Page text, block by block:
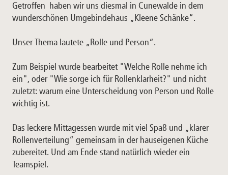
Getroffen haben wir uns diesmal in Cunewalde in dem
wunderschönen Umgebindehaus „Kleene Schänke“.
Unser Thema lautete „Rolle und Person“.
Zum Beispiel wurde bearbeitet "Welche Rolle nehme ich
ein", oder "Wie sorge ich für Rollenklarheit?" und nicht
zuletzt: warum eine Unterscheidung von Person und Rolle
wichtig ist.
Das leckere Mittagessen wurde mit viel Spaß und „klarer
Rollenverteilung“ gemeinsam in der hauseigenen Küche
zubereitet. Und am Ende stand natürlich wieder ein
Teamspiel.